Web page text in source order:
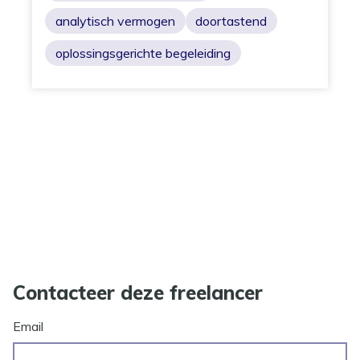
analytisch vermogen
doortastend
oplossingsgerichte begeleiding
Contacteer deze freelancer
Email